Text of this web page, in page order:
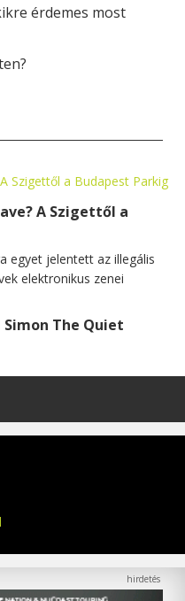
érdemes most
A Szigettől a
egyet jelentett az illegális
elektronikus zenei
The Quiet